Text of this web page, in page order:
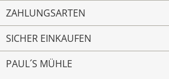
ZAHLUNGSARTEN
SICHER EINKAUFEN
PAUL´S MÜHLE